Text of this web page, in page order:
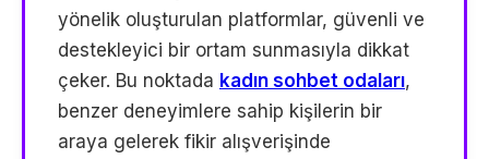
yönelik oluşturulan platformlar, güvenli ve
destekleyici bir ortam sunmasıyla dikkat
çeker. Bu noktada kadın sohbet odaları,
benzer deneyimlere sahip kişilerin bir
araya gelerek fikir alışverişinde